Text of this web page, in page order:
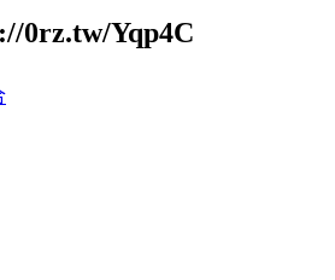
0rz.tw/Yqp4C